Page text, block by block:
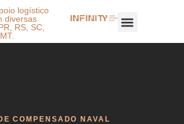
logístico
diversas
RS, SC,
COMPENSADO NAVAL